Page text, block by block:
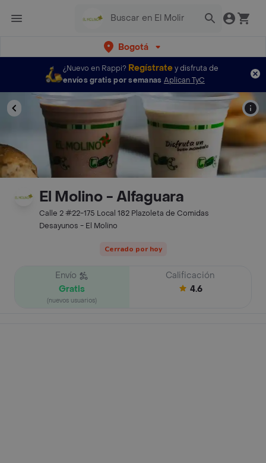
Bogotá
¿Nuevo en Rappi? Regístratey disfruta de
envíos gratis por semanas Aplican TyC
El Molino - Alfaguara
Calle 2 #22-175 Local 182 Plazoleta de Comidas
Desayunos - El Molino
Cerrado por hoy
Envío
Gratis
(nuevos usuarios)
Calificación
4.6